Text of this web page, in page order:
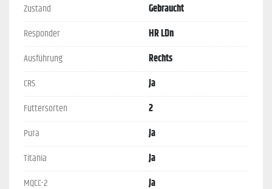
Zustand
Gebraucht
Responder
HR LDn
Ausführung
Rechts
CRS
Ja
Futtersorten
2
Pura
Ja
Titania
Ja
MQCC-2
Ja